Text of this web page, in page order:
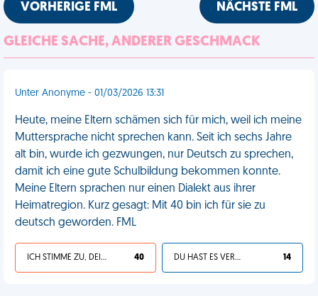
VORHERIGE FML NÄCHSTE FML
GLEICHE SACHE, ANDERER GESCHMACK
Unter Anonyme - 01/03/2026 13:31
Heute, meine Eltern schämen sich für mich, weil ich meine
Muttersprache nicht sprechen kann. Seit ich sechs Jahre
alt bin, wurde ich gezwungen, nur Deutsch zu sprechen,
damit ich eine gute Schulbildung bekommen konnte.
Meine Eltern sprachen nur einen Dialekt aus ihrer
Heimatregion. Kurz gesagt: Mit 40 bin ich für sie zu
deutsch geworden. FML
ICH STIMME ZU, DEIN LEBEN IST SCHEISSE 40 DU HAST ES VERDIENT 14